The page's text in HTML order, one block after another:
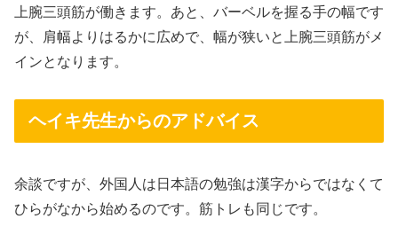
上腕三頭筋が働きます。あと、バーベルを握る手の幅です
が、肩幅よりはるかに広めで、幅が狭いと上腕三頭筋がメ
インとなります。
ヘイキ先生からのアドバイス
余談ですが、外国人は日本語の勉強は漢字からではなくて
ひらがなから始めるのです。筋トレも同じです。